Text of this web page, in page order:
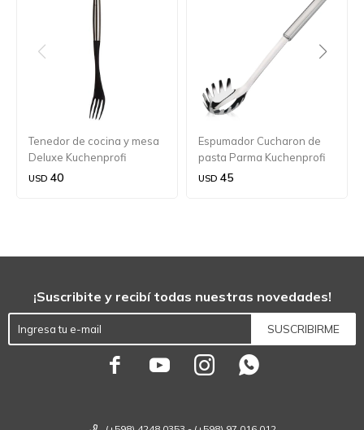
Tenedor de cocina y mesa
Deluxe Kuchenprofi
USD 40
Espumador Cucharon de
pasta Parma Kuchenprofi
USD 45
¡Suscribite y recibí todas nuestras novedades!
SUSCRIBIRME
   